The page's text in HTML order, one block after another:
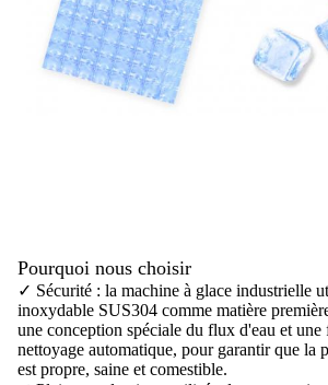
Pourquoi nous choisir
✓ Sécurité : la machine à glace industrielle
inoxydable SUS304 comme matière
une conception spéciale du flux d'eau et une
nettoyage automatique, pour garantir que la
est propre, saine et comestible.